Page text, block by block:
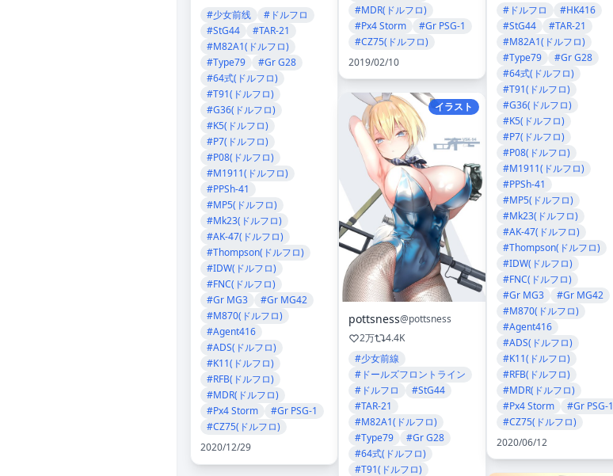
#少女前线
#ドルフロ
#StG44
#TAR-21
#M82A1(ドルフロ)
#Type79
#Gr G28
#64式(ドルフロ)
#T91(ドルフロ)
#G36(ドルフロ)
#K5(ドルフロ)
#P7(ドルフロ)
#P08(ドルフロ)
#M1911(ドルフロ)
#PPSh-41
#MP5(ドルフロ)
#Mk23(ドルフロ)
#AK-47(ドルフロ)
#Thompson(ドルフロ)
#IDW(ドルフロ)
#FNC(ドルフロ)
#Gr MG3
#Gr MG42
#M870(ドルフロ)
#Agent416
#ADS(ドルフロ)
#K11(ドルフロ)
#RFB(ドルフロ)
#MDR(ドルフロ)
#Px4 Storm
#Gr PSG-1
#CZ75(ドルフロ)
2020/12/29
#MDR(ドルフロ)
#Px4 Storm
#Gr PSG-1
#CZ75(ドルフロ)
2019/02/10
イラスト
pottsness@pottsness
2万
4.4K
#少女前線
#ドールズフロントライン
#ドルフロ
#StG44
#TAR-21
#M82A1(ドルフロ)
#Type79
#Gr G28
#64式(ドルフロ)
#T91(ドルフロ)
#ドルフロ
#HK416
#StG44
#TAR-21
#M82A1(ドルフロ)
#Type79
#Gr G28
#64式(ドルフロ)
#T91(ドルフロ)
#G36(ドルフロ)
#K5(ドルフロ)
#P7(ドルフロ)
#P08(ドルフロ)
#M1911(ドルフロ)
#PPSh-41
#MP5(ドルフロ)
#Mk23(ドルフロ)
#AK-47(ドルフロ)
#Thompson(ドルフロ)
#IDW(ドルフロ)
#FNC(ドルフロ)
#Gr MG3
#Gr MG42
#M870(ドルフロ)
#Agent416
#ADS(ドルフロ)
#K11(ドルフロ)
#RFB(ドルフロ)
#MDR(ドルフロ)
#Px4 Storm
#Gr PSG-1
#CZ75(ドルフロ)
2020/06/12